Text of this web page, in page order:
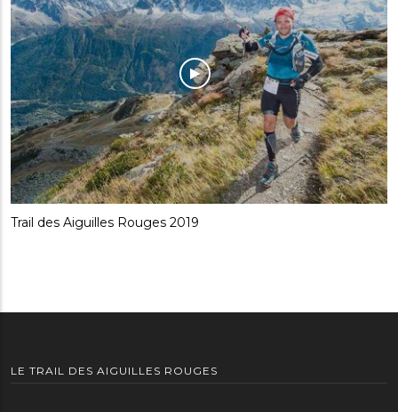
Trail des Aiguilles Rouges 2019
LE TRAIL DES AIGUILLES ROUGES